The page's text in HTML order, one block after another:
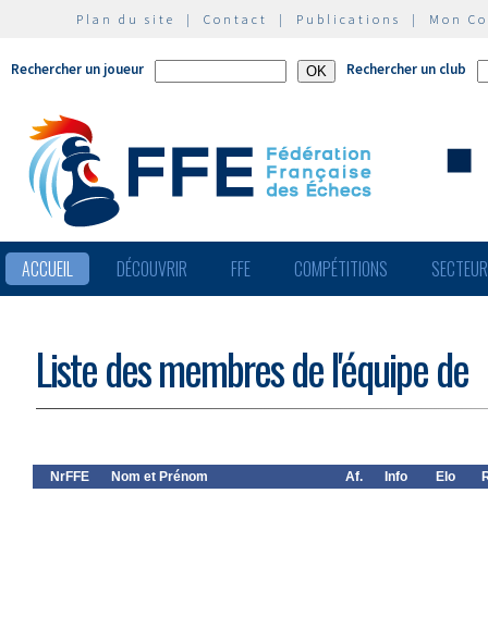
Plan du site | Contact | Publications | Mon
Rechercher un joueur Rechercher un club
ACCUEIL DÉCOUVRIR FFE COMPÉTITIONS
Liste des membres de l'équipe de
NrFFE Nom et Prénom Af. Info Elo